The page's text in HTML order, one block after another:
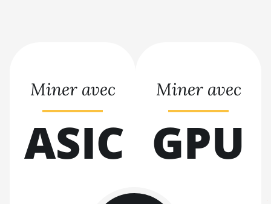
BITMAIN AntMiner
BITMAIN AntMiner
L9 (16Gh)
BITMAIN AntMiner
BITMAIN AntMiner
Miner avec
ASIC
Miner avec
GPU